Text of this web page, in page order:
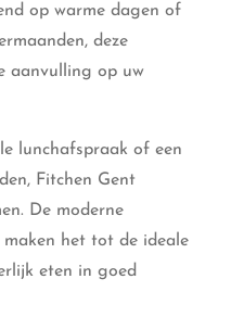
op warme dagen of
deze
aanvulling op uw
lunchafspraak of een
Fitchen Gent
De moderne
het tot de ideale
eten in goed